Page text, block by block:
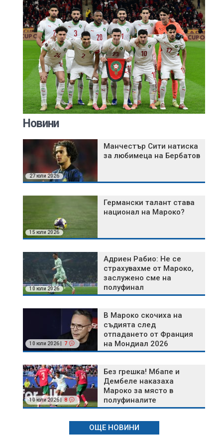
Новини
27 юли 2026
Манчестър Сити натиска
за любимеца на Бербатов
15 юли 2026
Германски талант става
национал на Мароко?
10 юли 2026
Адриен Рабио: Не се
страхувахме от Мароко,
заслужено сме на
полуфинал
10 юли 2026 | 7
В Мароко скочиха на
съдията след
отпадането от Франция
на Мондиал 2026
10 юли 2026 | 8
Без грешка! Мбапе и
Дембеле наказаха
Мароко за място в
полуфиналите
ОЩЕ НОВИНИ